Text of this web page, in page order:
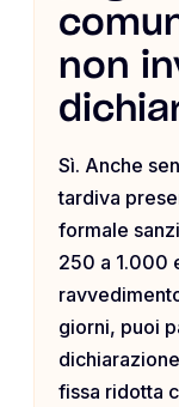
non
Sì. Anche
tardiva
formale
250 a 1.000
giorni, puoi
fissa ridotta